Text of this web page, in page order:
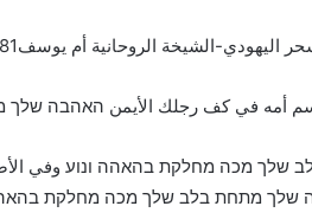
الشيخة الروحانية أم يوسف0096171137681
أمه في كف رجلك الأيمن האהבה
שלך מכה מחלקת בהאהה ונוע وفي
שלך מתחת בלב שלך מכה מחלקת